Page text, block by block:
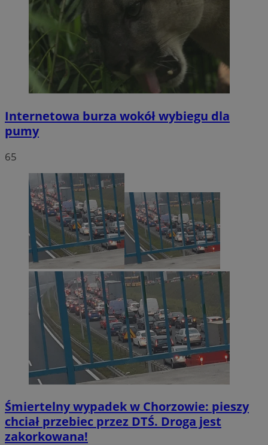
Internetowa burza wokół wybiegu dla
pumy
65
Śmiertelny wypadek w Chorzowie: pieszy
chciał przebiec przez DTŚ. Droga jest
zakorkowana!